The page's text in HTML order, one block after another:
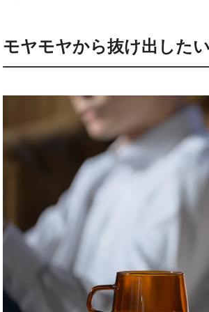
モヤモヤから抜け出した